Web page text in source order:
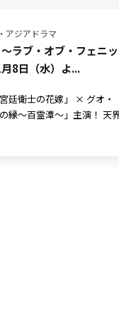
アジアドラマ
～ラブ・オブ・フェニッ
8日（水）よ...
士の花嫁」 × グオ・
～百霊潭～」主演！ 天界